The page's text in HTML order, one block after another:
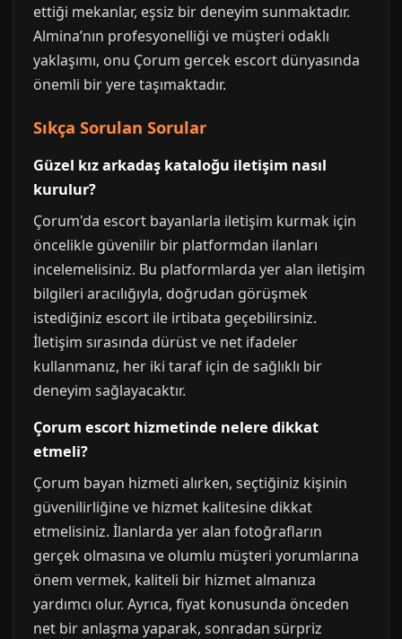
ettiği mekanlar, eşsiz bir deneyim sunmaktadır.
Almina’nın profesyonelliği ve müşteri odaklı
yaklaşımı, onu Çorum gercek escort dünyasında
önemli bir yere taşımaktadır.
Sıkça Sorulan Sorular
Güzel kız arkadaş kataloğu iletişim nasıl
kurulur?
Çorum'da escort bayanlarla iletişim kurmak için
öncelikle güvenilir bir platformdan ilanları
incelemelisiniz. Bu platformlarda yer alan iletişim
bilgileri aracılığıyla, doğrudan görüşmek
istediğiniz escort ile irtibata geçebilirsiniz.
İletişim sırasında dürüst ve net ifadeler
kullanmanız, her iki taraf için de sağlıklı bir
deneyim sağlayacaktır.
Çorum escort hizmetinde nelere dikkat
etmeli?
Çorum bayan hizmeti alırken, seçtiğiniz kişinin
güvenilirliğine ve hizmet kalitesine dikkat
etmelisiniz. İlanlarda yer alan fotoğrafların
gerçek olmasına ve olumlu müşteri yorumlarına
önem vermek, kaliteli bir hizmet almanıza
yardımcı olur. Ayrıca, fiyat konusunda önceden
net bir anlaşma yaparak, sonradan sürpriz